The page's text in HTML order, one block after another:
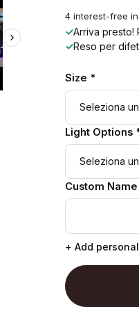
›
4 interest-free
✓Arriva
✓Reso per
Size *
Light Options
Custom
+ Add